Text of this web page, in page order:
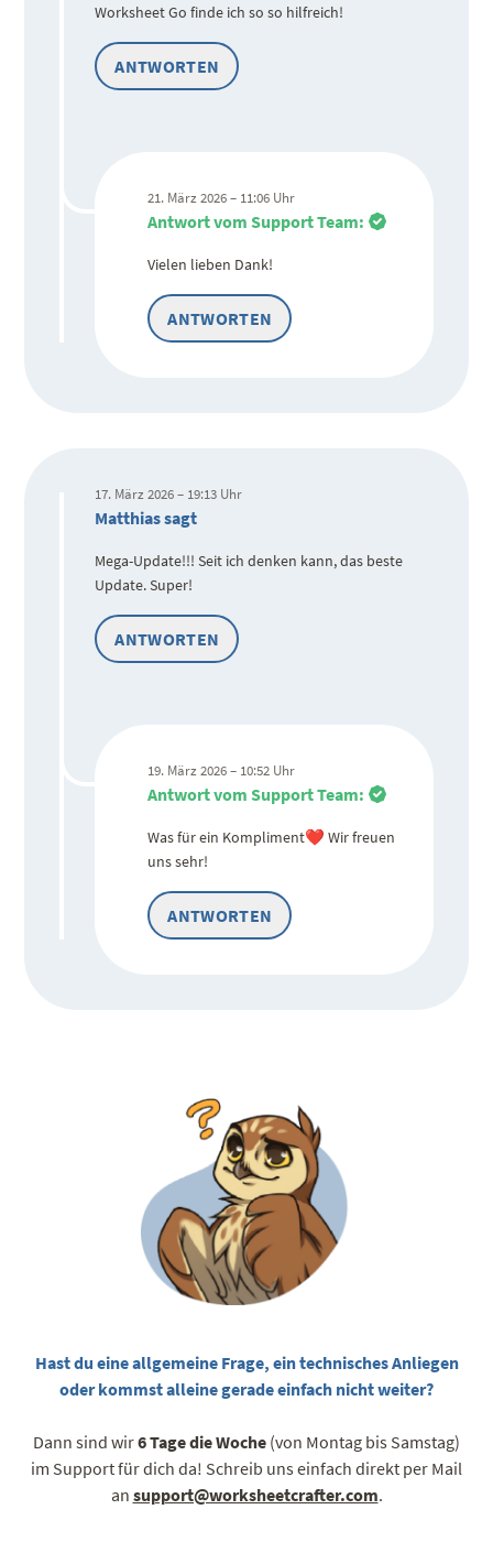
Worksheet Go finde ich so so hilfreich!
ANTWORTEN
21. März 2026 – 11:06 Uhr
Antwort vom Support Team:
Vielen lieben Dank!
ANTWORTEN
17. März 2026 – 19:13 Uhr
Matthias sagt
Mega-Update!!! Seit ich denken kann, das beste
Update. Super!
ANTWORTEN
19. März 2026 – 10:52 Uhr
Antwort vom Support Team:
Was für ein Kompliment❤️ Wir freuen
uns sehr!
ANTWORTEN
Hast du eine allgemeine Frage, ein technisches Anliegen
oder kommst alleine gerade einfach nicht weiter?
Dann sind wir6 Tage die Woche (von Montag bis Samstag)
im Support für dich da! Schreib uns einfach direkt per Mail
an support@worksheetcrafter.com.